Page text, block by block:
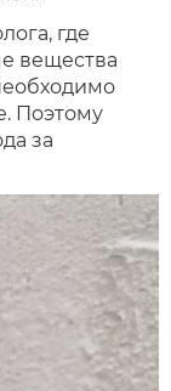
где
вещества
Поэтому
за